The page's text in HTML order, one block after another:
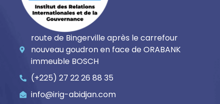
route de Bingerville après le carrefour
nouveau goudron en face de ORABANK
immeuble BOSCH
(+225) 27 22 26 88 35
info@irig-abidjan.com